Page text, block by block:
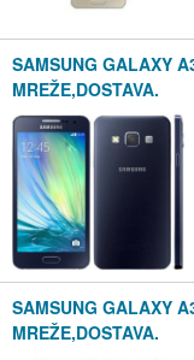
SAMSUNG GALAXY
MREŽE,DOSTAVA.
SAMSUNG GALAXY
MREŽE,DOSTAVA.